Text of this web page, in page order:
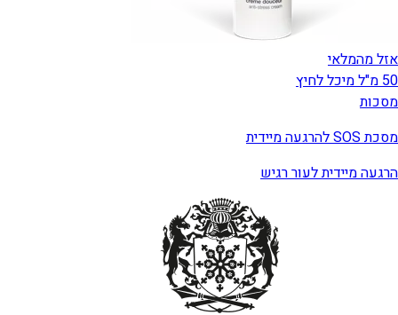
אזל מהמלאי
50 מ"ל מיכל לחיץ
מסכות
מסכת SOS להרגעה מיידית
הרגעה מיידית לעור רגיש